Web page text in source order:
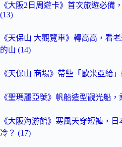
《大阪2日周遊卡》首次旅遊必備
(13)
《天保山 大觀覽車》轉高高，看
的山 (14)
《天保山 商場》帶些「歐米亞給
《聖瑪麗亞號》帆船造型觀光船
《大阪海游館》寒風天穿短褲，
冷？ (17)